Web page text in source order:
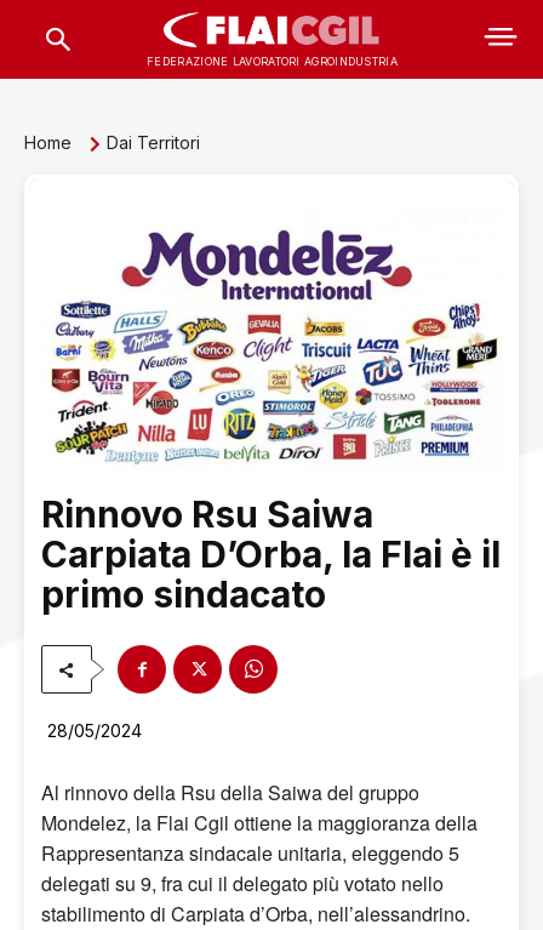
FEDERAZIONE LAVORATORI AGROINDUSTRIA
Home Dai Territori
Rinnovo Rsu Saiwa
Carpiata D’Orba, la Flai è il
primo sindacato
28/05/2024
Al rinnovo della Rsu della Saiwa del gruppo
Mondelez, la Flai Cgil ottiene la maggioranza della
Rappresentanza sindacale unitaria, eleggendo 5
delegati su 9, fra cui il delegato più votato nello
stabilimento di Carpiata d’Orba, nell’alessandrino.